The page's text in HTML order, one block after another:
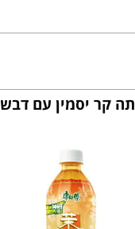
תה קר יסמין עם דבש